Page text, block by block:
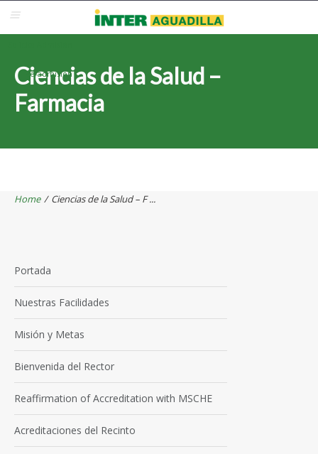
Correo Electrónico
Re-admisión
Ciencias de la Salud –
Farmacia
Home / Ciencias de la Salud – F ...
Portada
Nuestras Facilidades
Misión y Metas
Bienvenida del Rector
Reaffirmation of Accreditation with MSCHE
Acreditaciones del Recinto